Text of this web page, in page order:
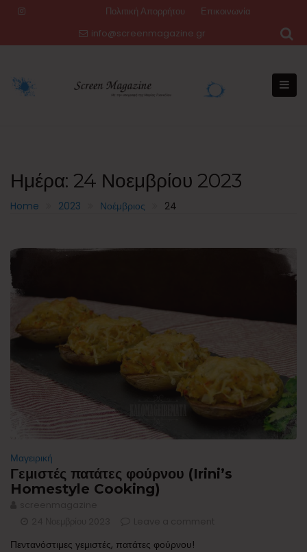
Πολιτική Απορρήτου
Επικοινωνία
info@screenmagazine.gr
Ημέρα: 24 Νοεμβρίου 2023
Home 2023 Νοέμβριος 24
Μαγειρική
Γεμιστές πατάτες φούρνου (Irini’s
Homestyle Cooking)
Πεντανόστιμες γεμιστές, πατάτες φούρνου!